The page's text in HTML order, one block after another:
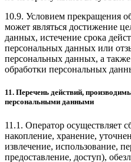
10.9. Условием прекращения
может являться достижение
данных, истечение срока
персональных данных или
персональных данных, а
обработки персональных
11. Перечень действий,
персональными данными
11.1. Оператор осуществляет
накопление, хранение,
извлечение, использование,
предоставление, доступ),